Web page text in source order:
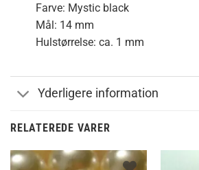
Farve: Mystic black
Mål: 14 mm
Hulstørrelse: ca. 1 mm
Yderligere information
RELATEREDE VARER